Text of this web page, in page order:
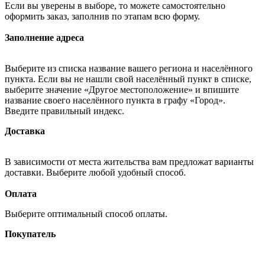
Если вы уверены в выборе, то можете самостоятельно
оформить заказ, заполнив по этапам всю форму.
Заполнение адреса
Выберите из списка название вашего региона и населённого
пункта. Если вы не нашли свой населённый пункт в списке,
выберите значение «Другое местоположение» и впишите
название своего населённого пункта в графу «Город».
Введите правильный индекс.
Доставка
В зависимости от места жительства вам предложат варианты
доставки. Выберите любой удобный способ.
Оплата
Выберите оптимальный способ оплаты.
Покупатель